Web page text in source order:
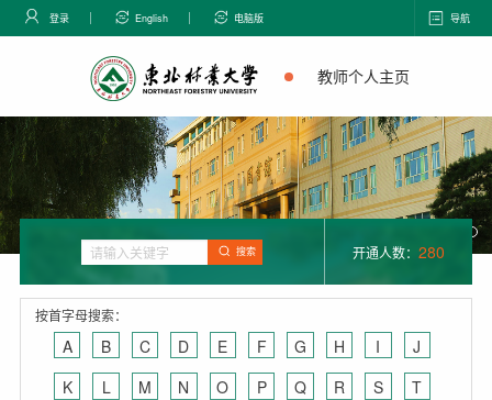
登录 English 电脑版 导航
教师个人主页
搜索 开通人数： 280
按首字母搜索：
A B C D E F G H I
J
K
L M N O P Q R S
T